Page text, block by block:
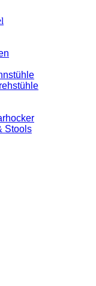
Stools